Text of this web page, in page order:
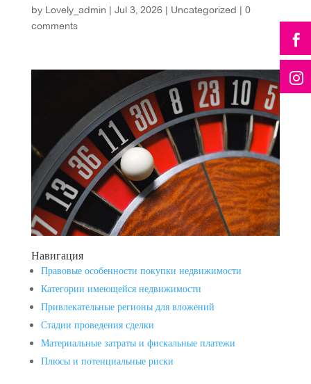


by Lovely_admin | Jul 3, 2026| Uncategorized | 0
comments
Навигация
Правовые особенности покупки недвижимости
Категории имеющейся недвижимости
Привлекательные регионы для вложений
Стадии проведения сделки
Материальные затраты и фискальные платежи
Плюсы и потенциальные риски